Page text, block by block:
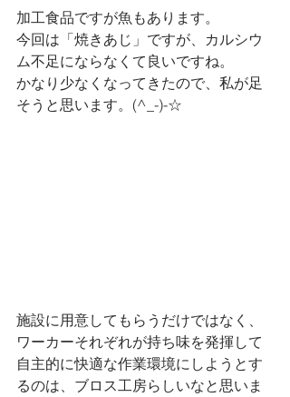
加工食品ですが魚もあります。
今回は「焼きあじ」ですが、カルシウ
ム不足にならなくて良いですね。
かなり少なくなってきたので、私が足
そうと思います。(^_-)-☆
施設に用意してもらうだけではなく、
ワーカーそれぞれが持ち味を発揮して
自主的に快適な作業環境にしようとす
るのは、ブロス工房らしいなと思いま